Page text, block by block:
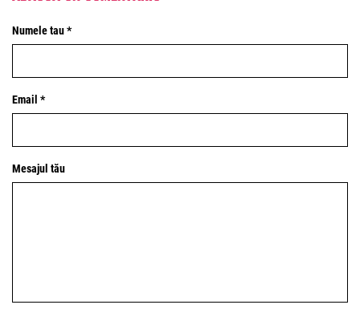
Numele tau *
Email *
Mesajul tău